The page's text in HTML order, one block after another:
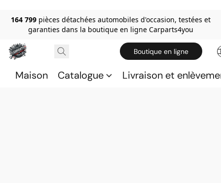
164 799 pièces détachées automobiles d'occasion, testées et
garanties dans la boutique en ligne Carparts4you
Boutique en ligne
Maison Catalogue Livraison et